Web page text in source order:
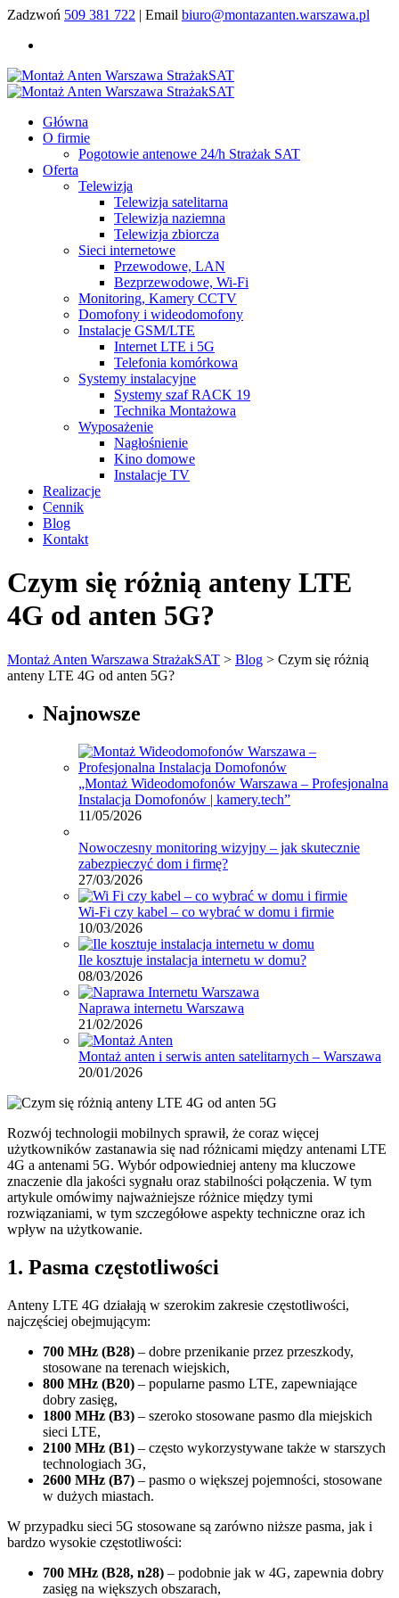
Zadzwoń 509 381 722 | Email biuro@montazanten.warszawa.pl
Główna
O firmie
Pogotowie antenowe 24/h Strażak SAT
Oferta
Telewizja
Telewizja satelitarna
Telewizja naziemna
Telewizja zbiorcza
Sieci internetowe
Przewodowe, LAN
Bezprzewodowe, Wi-Fi
Monitoring, Kamery CCTV
Domofony i wideodomofony
Instalacje GSM/LTE
Internet LTE i 5G
Telefonia komórkowa
Systemy instalacyjne
Systemy szaf RACK 19
Technika Montażowa
Wyposażenie
Nagłośnienie
Kino domowe
Instalacje TV
Realizacje
Cennik
Blog
Kontakt
Czym się różnią anteny LTE
4G od anten 5G?
Montaż Anten Warszawa StrażakSAT > Blog > Czym się różnią
anteny LTE 4G od anten 5G?
Najnowsze
„Montaż Wideodomofonów Warszawa – Profesjonalna
Instalacja Domofonów | kamery.tech”
11/05/2026
Nowoczesny monitoring wizyjny – jak skutecznie
zabezpieczyć dom i firmę?
27/03/2026
Wi-Fi czy kabel – co wybrać w domu i firmie
10/03/2026
Ile kosztuje instalacja internetu w domu?
08/03/2026
Naprawa internetu Warszawa
21/02/2026
Montaż anten i serwis anten satelitarnych – Warszawa
20/01/2026
Rozwój technologii mobilnych sprawił, że coraz więcej
użytkowników zastanawia się nad różnicami między antenami LTE
4G a antenami 5G. Wybór odpowiedniej anteny ma kluczowe
znaczenie dla jakości sygnału oraz stabilności połączenia. W tym
artykule omówimy najważniejsze różnice między tymi
rozwiązaniami, w tym szczegółowe aspekty techniczne oraz ich
wpływ na użytkowanie.
1. Pasma częstotliwości
Anteny LTE 4G działają w szerokim zakresie częstotliwości,
najczęściej obejmującym:
700 MHz (B28) – dobre przenikanie przez przeszkody,
stosowane na terenach wiejskich,
800 MHz (B20) – popularne pasmo LTE, zapewniające
dobry zasięg,
1800 MHz (B3) – szeroko stosowane pasmo dla miejskich
sieci LTE,
2100 MHz (B1) – często wykorzystywane także w starszych
technologiach 3G,
2600 MHz (B7) – pasmo o większej pojemności, stosowane
w dużych miastach.
W przypadku sieci 5G stosowane są zarówno niższe pasma, jak i
bardzo wysokie częstotliwości:
700 MHz (B28, n28) – podobnie jak w 4G, zapewnia dobry
zasięg na większych obszarach,